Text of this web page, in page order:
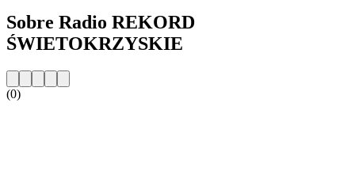
Sobre Radio REKORD
ŚWIETOKRZYSKIE
(0)